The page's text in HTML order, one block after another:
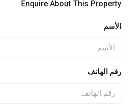
Enquire About This Property
الأسم
رقم الهاتف